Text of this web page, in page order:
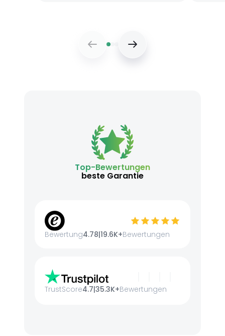
Top-Bewertungen
beste Garantie
Bewertung4.78|19.6K+Bewertungen
TrustScore4.7|35.3K+Bewertungen